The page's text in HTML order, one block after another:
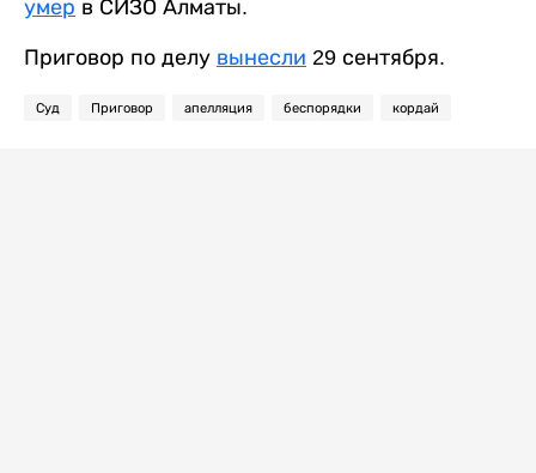
умер в СИЗО Алматы.
Приговор по делу вынесли 29 сентября.
Суд Приговор апелляция беспорядки кордай